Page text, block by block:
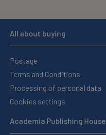
All about buying
Postage
Terms and Conditions
Processing of personal data
Cookies settings
Academia Publishing House